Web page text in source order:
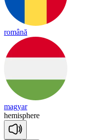
română
magyar
hemisphere